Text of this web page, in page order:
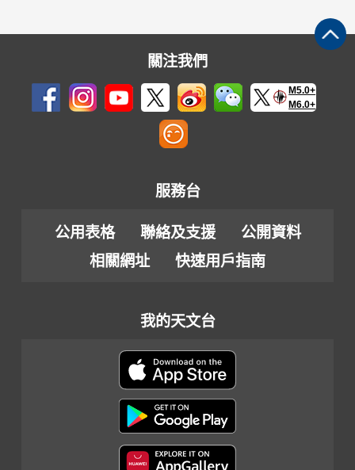
關注我們
M5.0+
M6.0+
服務台
公用表格 聯絡及支援
公開資料
相關網址
快速用戶指南
我的天文台